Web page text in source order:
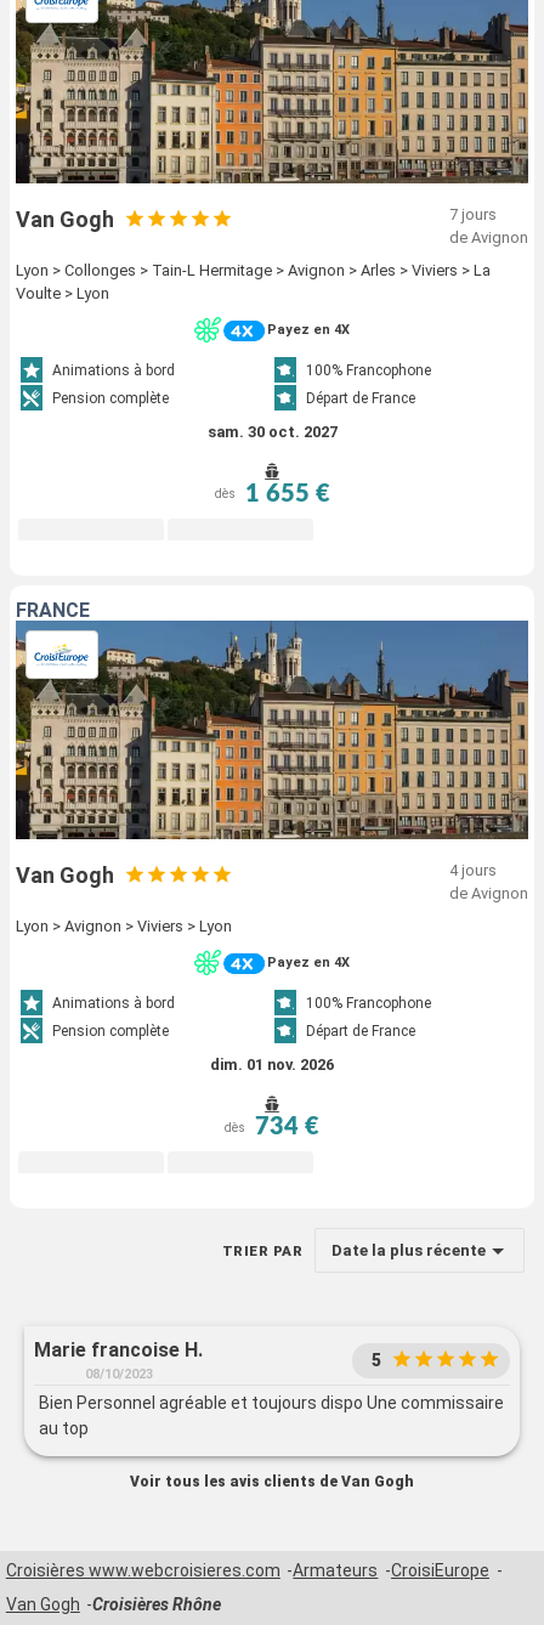
Van Gogh
7 jours
de Avignon
Lyon > Collonges > Tain-L Hermitage > Avignon > Arles > Viviers > La
Voulte > Lyon
Payez en 4X
Animations à bord
100% Francophone
Pension complète
Départ de France
sam. 30 oct. 2027
dès 1 655 €
FRANCE
Van Gogh
4 jours
de Avignon
Lyon > Avignon > Viviers > Lyon
Payez en 4X
Animations à bord
100% Francophone
Pension complète
Départ de France
dim. 01 nov. 2026
dès 734 €
TRIER PAR Date la plus récente
Marie francoise H.
08/10/2023
5
Bien Personnel agréable et toujours dispo Une commissaire
au top
Voir tous les avis clients de Van Gogh
Croisières www.webcroisieres.com Armateurs
CroisiEurope
Van Gogh
Croisières Rhône